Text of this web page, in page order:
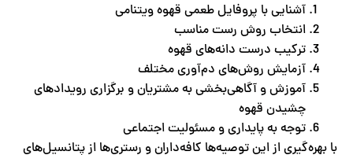
آشنایی با پروفایل طعمی قهوه ویتنامی
انتخاب روش رست مناسب
ترکیب درست دانه‌های قهوه
آزمایش روش‌های دم‌آوری مختلف
آموزش و آگاهی‌بخشی به مشتریان و برگزاری رویدادهای
چشیدن قهوه
توجه به پایداری و مسئولیت اجتماعی
با بهره‌گیری از این توصیه‌ها کافه‌داران و رستری‌ها از پتانسیل‌های